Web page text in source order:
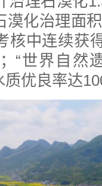
漠化治理面
核中连续获
“世界自然
优良率达